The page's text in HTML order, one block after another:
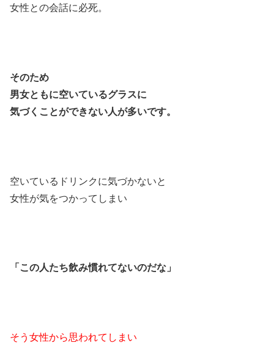
女性との会話に必死。
そのため
男女ともに空いているグラスに
気づくことができない人が多いです。
空いているドリンクに気づかないと
女性が気をつかってしまい
「この人たち飲み慣れてないのだな」
そう女性から思われてしまい